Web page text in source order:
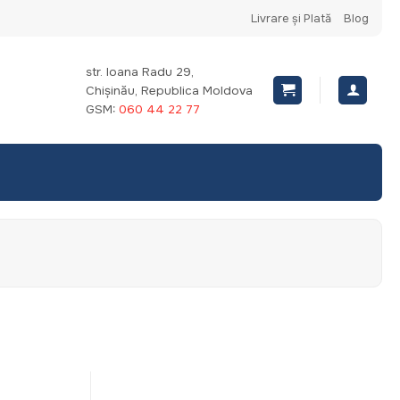
Livrare și Plată Blog
str. Ioana Radu 29,
Chișinău, Republica Moldova
GSM: 060 44 22 77